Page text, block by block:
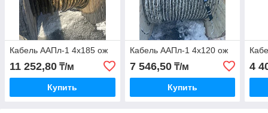
Кабель ААПл-1 4х185 ож
11 252,80 ₸/м
Купить
Кабель ААПл-1 4х120 ож
7 546,50₸/м
Купить
4